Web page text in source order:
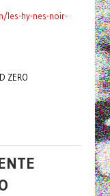
les-hy-nes-noir-
ZERO